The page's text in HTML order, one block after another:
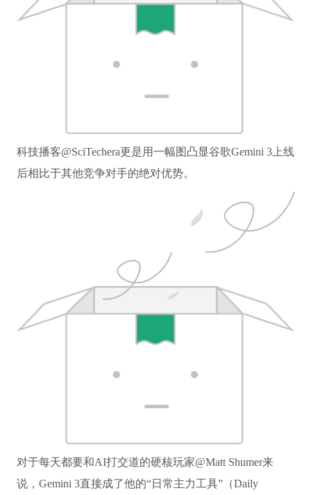
科技播客@SciTechera更是用一幅图凸显谷歌Gemini 3上线
后相比于其他竞争对手的绝对优势。
对于每天都要和AI打交道的硬核玩家@Matt Shumer来
说，Gemini 3直接成了他的“日常主力工具”（Daily